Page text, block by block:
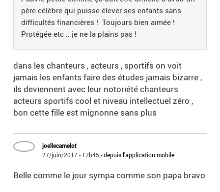
père célèbre qui puisse élever ses enfants sans
difficultés financières ! Toujours bien aimée !
Protégée etc .. je ne la plains pas !
dans les chanteurs , acteurs , sportifs on voit
jamais les enfants faire des études jamais bizarre ,
ils deviennent avec leur notoriété chanteurs
acteurs sportifs cool et niveau intellectuel zéro ,
bon cette fille est mignonne sans plus
joellecamelot
27/juin/2017 - 17h45 -depuis l'application mobile
Belle comme le jour sympa comme son papa bravo